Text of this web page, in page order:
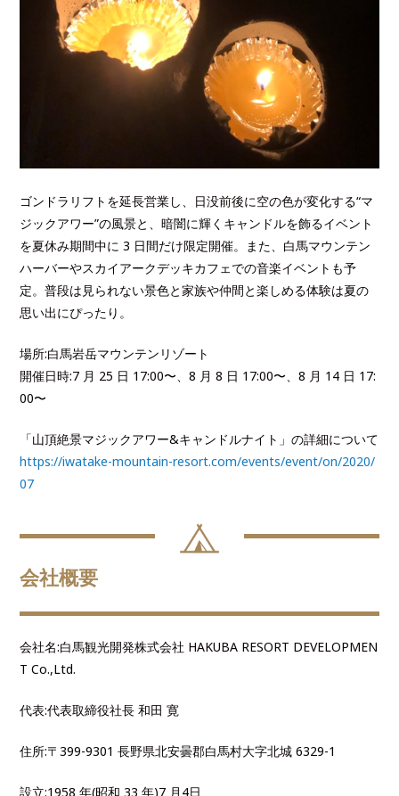
ゴンドラリフトを延⻑営業し、日没前後に空の色が変化する“マ
ジックアワー”の風景と、暗闇に輝くキャンドルを飾るイベント
を夏休み期間中に 3 日間だけ限定開催。また、白馬マウンテン
ハーバーやスカイアークデッキカフェでの音楽イベントも予
定。普段は見られない景色と家族や仲間と楽しめる体験は夏の
思い出にぴったり。
場所:白馬岩岳マウンテンリゾート
開催日時:7 月 25 日 17:00〜、8 月 8 日 17:00〜、8 月 14 日 17:
00〜
「山頂絶景マジックアワー&キャンドルナイト」の詳細について
https://iwatake-mountain-resort.com/events/event/on/2020/
07
会社概要
会社名:白馬観光開発株式会社 HAKUBA RESORT DEVELOPMEN
T Co.,Ltd.
代表:代表取締役社⻑ 和田 寛
住所:〒399-9301 ⻑野県北安曇郡白馬村大字北城 6329-1
設立:1958 年(昭和 33 年)7 月4日